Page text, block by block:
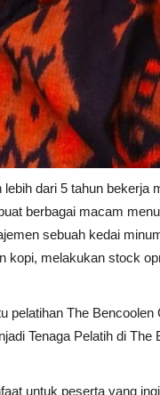
dari 5 tahun bekerja
berbagai macam
sebuah kedai
kopi, melakukan stock
The Bencoolen
Tenaga Pelatih di
untuk peserta yang